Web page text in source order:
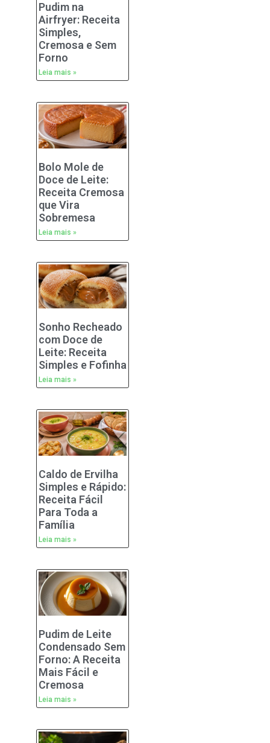
Pudim na
Airfryer: Receita
Simples,
Cremosa e Sem
Forno
Leia mais »
Bolo Mole de
Doce de Leite:
Receita Cremosa
que Vira
Sobremesa
Leia mais »
Sonho Recheado
com Doce de
Leite: Receita
Simples e Fofinha
Leia mais »
Caldo de Ervilha
Simples e Rápido:
Receita Fácil
Para Toda a
Família
Leia mais »
Pudim de Leite
Condensado Sem
Forno: A Receita
Mais Fácil e
Cremosa
Leia mais »